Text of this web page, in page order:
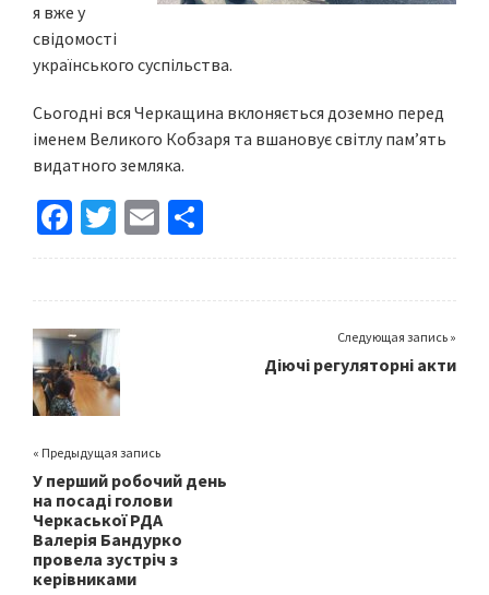
я вже у
свідомості
українського суспільства.
Сьогодні вся Черкащина вклоняється доземно перед
іменем Великого Кобзаря та вшановує світлу пам’ять
видатного земляка.
Fa
ce
o
o
k
T
wi
er
E
m h
« Предыдущая запись
У перший робочий день
на посаді голови
Черкаської РДА
Валерія Бандурко
провела зустріч з
керівниками
Следующая запись »
Діючі регуляторні акти